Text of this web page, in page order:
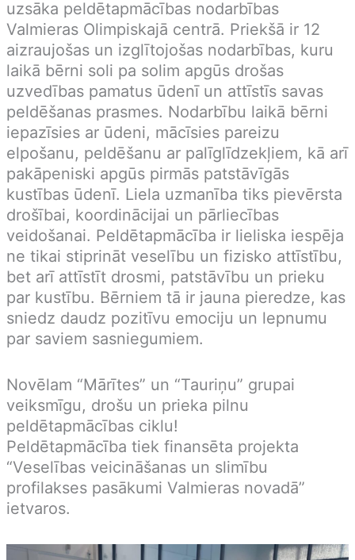
uzsāka peldētapmācības nodarbības
Valmieras Olimpiskajā centrā. Priekšā ir 12
aizraujošas un izglītojošas nodarbības, kuru
laikā bērni soli pa solim apgūs drošas
uzvedības pamatus ūdenī un attīstīs savas
peldēšanas prasmes. Nodarbību laikā bērni
iepazīsies ar ūdeni, mācīsies pareizu
elpošanu, peldēšanu ar palīglīdzekļiem, kā arī
pakāpeniski apgūs pirmās patstāvīgās
kustības ūdenī. Liela uzmanība tiks pievērsta
drošībai, koordinācijai un pārliecības
veidošanai. Peldētapmācība ir lieliska iespēja
ne tikai stiprināt veselību un fizisko attīstību,
bet arī attīstīt drosmi, patstāvību un prieku
par kustību. Bērniem tā ir jauna pieredze, kas
sniedz daudz pozitīvu emociju un lepnumu
par saviem sasniegumiem.
Novēlam “Mārītes” un “Tauriņu” grupai
veiksmīgu, drošu un prieka pilnu
peldētapmācības ciklu!
Peldētapmācība tiek finansēta projekta
“Veselības veicināšanas un slimību
profilakses pasākumi Valmieras novadā”
ietvaros.